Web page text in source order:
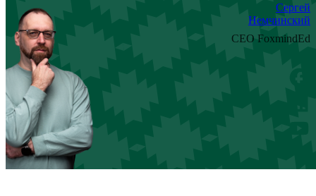
Сергей
Немчинский
CEO FoxmindEd